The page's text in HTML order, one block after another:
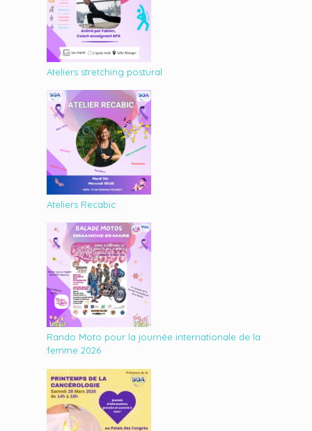
Ateliers stretching postural
Ateliers Recabic
Rando Moto pour la journée internationale de la
femme 2026